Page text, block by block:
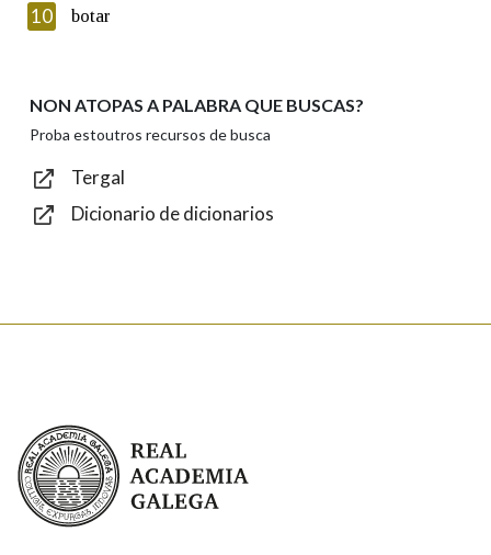
Introduce o código que aparece na imaxe:
Texto de verificación
10 botar
NON ATOPAS A PALABRA QUE BUSCAS?
Proba estoutros recursos de busca
Tergal
Dicionario de dicionarios
Real Academia Galega